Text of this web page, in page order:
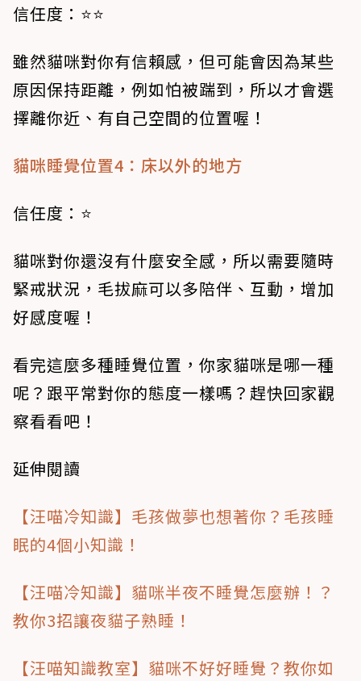
信任度：⭐⭐
雖然貓咪對你有信賴感，但可能會因為某些
原因保持距離，例如怕被踹到，所以才會選
擇離你近、有自己空間的位置喔！
貓咪睡覺位置4：床以外的地方
信任度：⭐​
貓咪對你還沒有什麼安全感，所以需要隨時
緊戒狀況，毛拔麻可以多陪伴、互動，增加
好感度喔！
看完這麼多種睡覺位置，你家貓咪是哪一種
呢？跟平常對你的態度一樣嗎？趕快回家觀
察看看吧！
延伸閱讀
【汪喵冷知識】毛孩做夢也想著你？毛孩睡
眠的4個小知識！
【汪喵冷知識】貓咪半夜不睡覺怎麼辦！？
教你3招讓夜貓子熟睡！
【汪喵知識教室】貓咪不好好睡覺？教你如